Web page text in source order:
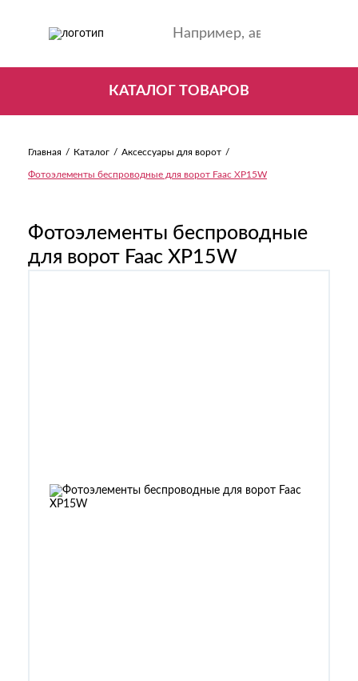
КАТАЛОГ ТОВАРОВ
Главная Каталог Аксессуары для ворот
Фотоэлементы беспроводные для ворот Faac XP15W
Фотоэлементы беспроводные
для ворот Faac XP15W